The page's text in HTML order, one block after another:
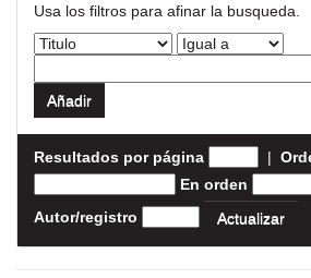
Usa los filtros para afinar la busqueda.
Resultados por página |
En orden
Autor/registro